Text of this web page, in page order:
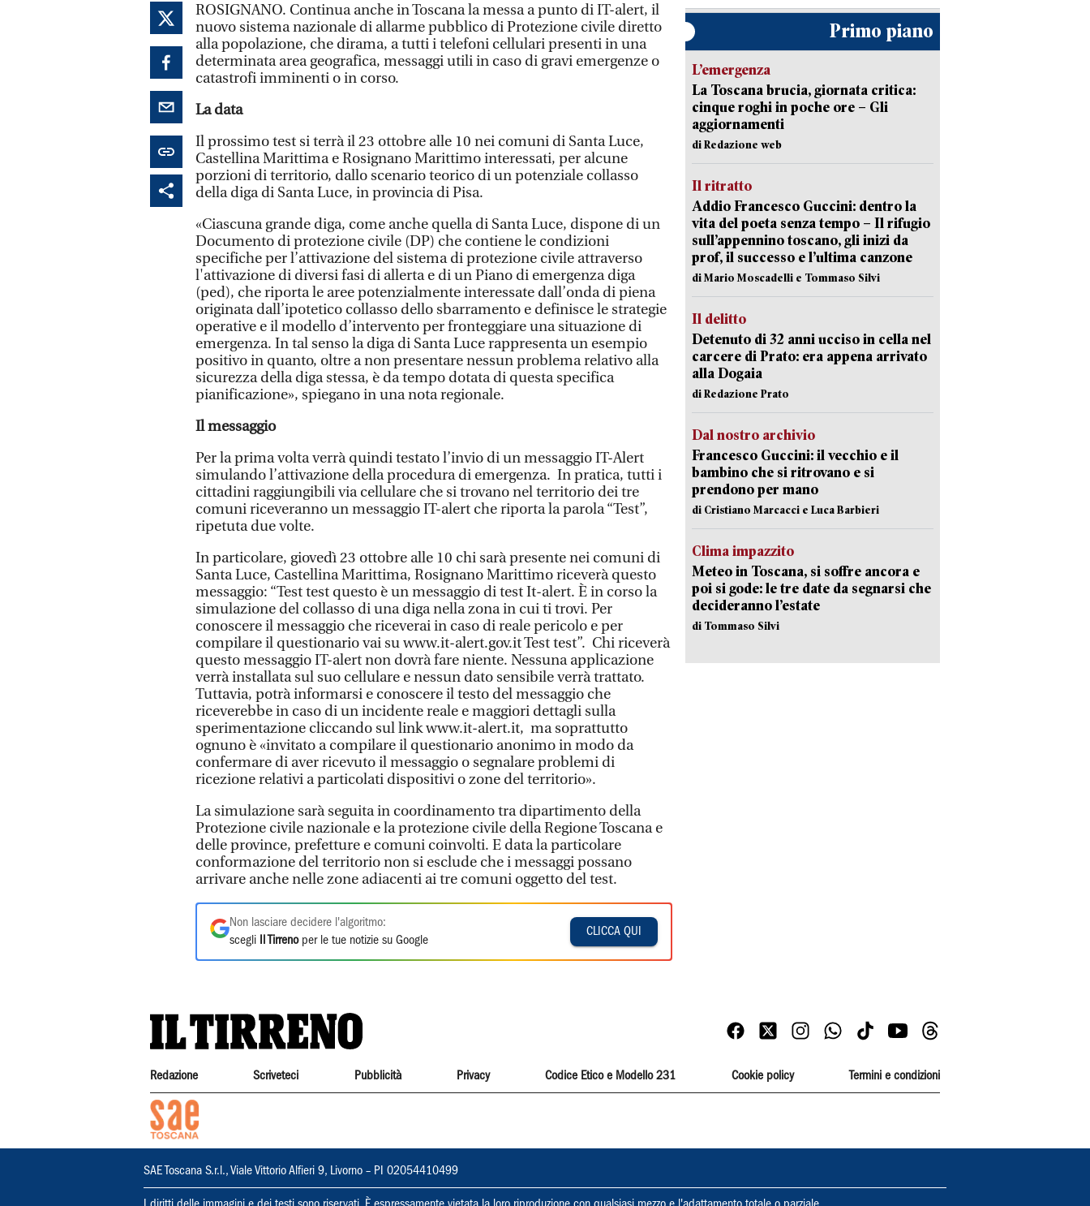
ROSIGNANO. Continua anche in Toscana la messa a punto di IT-alert, il
nuovo sistema nazionale di allarme pubblico di Protezione civile diretto
alla popolazione, che dirama, a tutti i telefoni cellulari presenti in una
determinata area geografica, messaggi utili in caso di gravi emergenze o
catastrofi imminenti o in corso.
La data
Il prossimo test si terrà il 23 ottobre alle 10 nei comuni di Santa Luce,
Castellina Marittima e Rosignano Marittimo interessati, per alcune
porzioni di territorio, dallo scenario teorico di un potenziale collasso
della diga di Santa Luce, in provincia di Pisa.
«Ciascuna grande diga, come anche quella di Santa Luce, dispone di un
Documento di protezione civile (DP) che contiene le condizioni
specifiche per l’attivazione del sistema di protezione civile attraverso
l'attivazione di diversi fasi di allerta e di un Piano di emergenza diga
(ped), che riporta le aree potenzialmente interessate dall’onda di piena
originata dall’ipotetico collasso dello sbarramento e definisce le strategie
operative e il modello d’intervento per fronteggiare una situazione di
emergenza. In tal senso la diga di Santa Luce rappresenta un esempio
positivo in quanto, oltre a non presentare nessun problema relativo alla
sicurezza della diga stessa, è da tempo dotata di questa specifica
pianificazione», spiegano in una nota regionale.
Il messaggio
Per la prima volta verrà quindi testato l’invio di un messaggio IT-Alert
simulando l’attivazione della procedura di emergenza. In pratica, tutti i
cittadini raggiungibili via cellulare che si trovano nel territorio dei tre
comuni riceveranno un messaggio IT-alert che riporta la parola “Test”,
ripetuta due volte.
In particolare, giovedì 23 ottobre alle 10 chi sarà presente nei comuni di
Santa Luce, Castellina Marittima, Rosignano Marittimo riceverà questo
messaggio: “Test test questo è un messaggio di test It-alert. È in corso la
simulazione del collasso di una diga nella zona in cui ti trovi. Per
conoscere il messaggio che riceverai in caso di reale pericolo e per
compilare il questionario vai su www.it-alert.gov.it Test test”. Chi riceverà
questo messaggio IT-alert non dovrà fare niente. Nessuna applicazione
verrà installata sul suo cellulare e nessun dato sensibile verrà trattato.
Tuttavia, potrà informarsi e conoscere il testo del messaggio che
riceverebbe in caso di un incidente reale e maggiori dettagli sulla
sperimentazione cliccando sul link www.it-alert.it, ma soprattutto
ognuno è «invitato a compilare il questionario anonimo in modo da
confermare di aver ricevuto il messaggio o segnalare problemi di
ricezione relativi a particolati dispositivi o zone del territorio».
La simulazione sarà seguita in coordinamento tra dipartimento della
Protezione civile nazionale e la protezione civile della Regione Toscana e
delle province, prefetture e comuni coinvolti. E data la particolare
conformazione del territorio non si esclude che i messaggi possano
arrivare anche nelle zone adiacenti ai tre comuni oggetto del test.
Non lasciare decidere l'algoritmo:
scegli
Il Tirrenoper le tue notizie su Google
CLICCA QUI
Primo piano
L’emergenza
La Toscana brucia, giornata critica:
cinque roghi in poche ore – Gli
aggiornamenti
di Redazione web
Il ritratto
Addio Francesco Guccini: dentro la
vita del poeta senza tempo – Il rifugio
sull’appennino toscano, gli inizi da
prof, il successo e l’ultima canzone
di Mario Moscadelli e Tommaso Silvi
Il delitto
Detenuto di 32 anni ucciso in cella nel
carcere di Prato: era appena arrivato
alla Dogaia
di Redazione Prato
Dal nostro archivio
Francesco Guccini: il vecchio e il
bambino che si ritrovano e si
prendono per mano
di Cristiano Marcacci e Luca Barbieri
Clima impazzito
Meteo in Toscana, si soffre ancora e
poi si gode: le tre date da segnarsi che
decideranno l’estate
di Tommaso Silvi
Redazione Scriveteci Pubblicità Privacy Codice Etico e Modello 231 Cookie policy Termini e condizioni
SAE Toscana S.r.l., Viale Vittorio Alfieri 9, Livorno – PI 02054410499